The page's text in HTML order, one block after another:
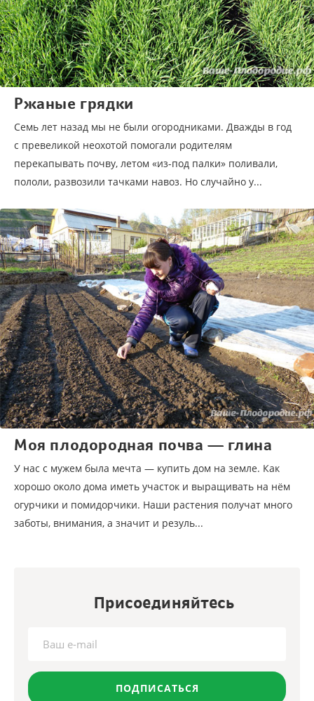
Ржаные грядки
Семь лет назад мы не были огородниками. Дважды в год
с превеликой неохотой помогали родителям
перекапывать почву, летом «из-под палки» поливали,
пололи, развозили тачками навоз. Но случайно у...
Моя плодородная почва — глина
У нас с мужем была мечта — купить дом на земле. Как
хорошо около дома иметь участок и выращивать на нём
огурчики и помидорчики. Наши растения получат много
заботы, внимания, а значит и резуль...
Присоединяйтесь
ПОДПИСАТЬСЯ